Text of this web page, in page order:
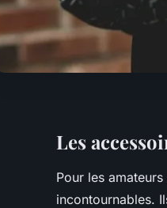
Les
Pour les
incontournables.